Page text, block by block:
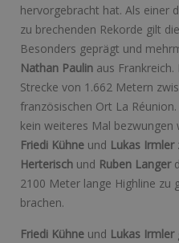
hervorgebracht hat. Als einer
zu brechenden Rekorde gilt
Besonders geprägt und
Nathan Paulin aus
Strecke von 1.662 Metern
französischen Ort La
kein weiteres Mal bezwungen
Friedi Kühne und Lukas Irmler
Herterisch und Ruben Langer
2100 Meter lange Highline zu
brachen.
Friedi Kühne und Lukas Irmler